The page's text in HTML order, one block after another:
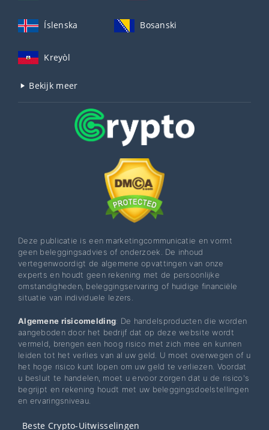
Íslenska Bosanski
Kreyòl
Bekijk meer
Deze publicatie is een marketingcommunicatie en vormt
geen beleggingsadvies of onderzoek. De inhoud
vertegenwoordigt de algemene opvattingen van onze
experts en houdt geen rekening met de persoonlijke
omstandigheden, beleggingservaring of huidige financiële
situatie van individuele lezers.
Algemene risicomelding: De handelsproducten die worden
aangeboden door het bedrijf dat op deze website wordt
vermeld, brengen een hoog risico met zich mee en kunnen
leiden tot het verlies van al uw geld. U moet overwegen of u
het hoge risico kunt lopen om uw geld te verliezen. Voordat
u besluit te handelen, moet u ervoor zorgen dat u de risico's
begrijpt en rekening houdt met uw beleggingsdoelstellingen
en ervaringsniveau.
Beste Crypto-Uitwisselingen